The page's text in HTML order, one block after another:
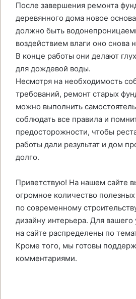
После завершения ремонта
деревянного дома новое
должно быть
воздействием влаги оно снова
В конце работы они делают
для дождевой воды.
Несмотря на необходимость
требований, ремонт старых
можно выполнить
соблюдать все правила и
предосторожности, чтобы
работы дали результат и дом
долго.
Приветствую! На нашем сайте
огромное количество полезных
по современному
дизайну интерьера. Для вашего
на сайте распределены по
Кроме того, мы готовы
комментариями.